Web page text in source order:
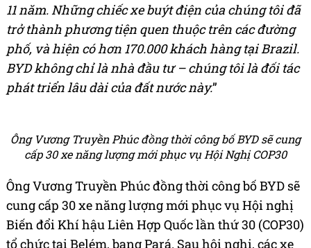
11 năm. Những chiếc xe buýt điện của chúng tôi đã
trở thành phương tiện quen thuộc trên các đường
phố, và hiện có hơn 170.000 khách hàng tại Brazil.
BYD không chỉ là nhà đầu tư – chúng tôi là đối tác
phát triển lâu dài của đất nước này.”